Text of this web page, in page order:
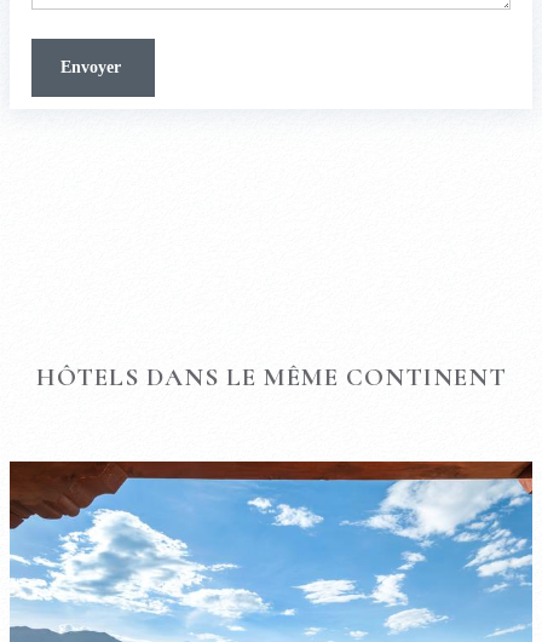
HÔTELS DANS LE MÊME CONTINENT